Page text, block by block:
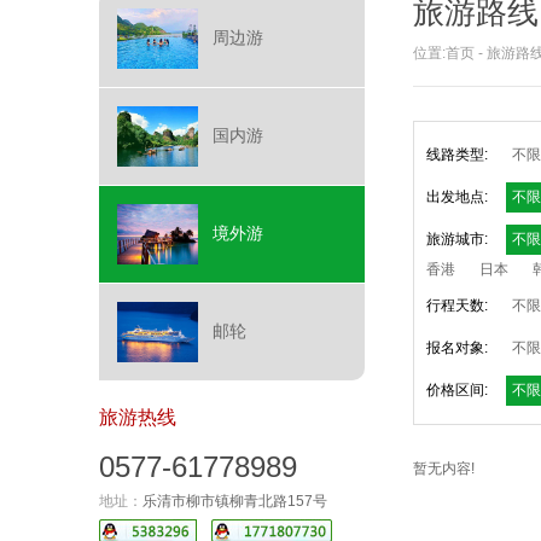
周边游
国内游
境外游
邮轮
旅游热线
0577-61778989
地址： 乐清市柳市镇柳青北路157号
旅游路线
位置:首页 - 旅游路
线路类型: 不限
出发地点: 不限
旅游城市:
不限
香港
日本
行程天数: 不限
报名对象: 不限
价格区间: 不限
暂无内容!